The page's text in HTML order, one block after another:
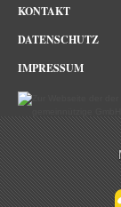
KONTAKT
DATENSCHUTZ
IMPRESSUM
Schlösserland